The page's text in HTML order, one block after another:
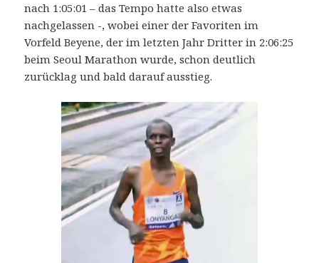
nach 1:05:01 – das Tempo hatte also etwas
nachgelassen -, wobei einer der Favoriten im
Vorfeld Beyene, der im letzten Jahr Dritter in 2:06:25
beim Seoul Marathon wurde, schon deutlich
zurücklag und bald darauf ausstieg.